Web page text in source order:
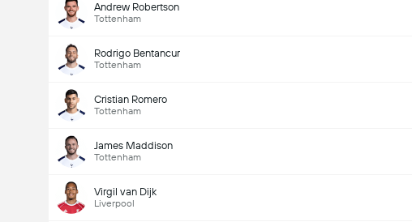
Andrew Robertson
Tottenham
Rodrigo Bentancur
Tottenham
Cristian Romero
Tottenham
James Maddison
Tottenham
Virgil van Dijk
Liverpool